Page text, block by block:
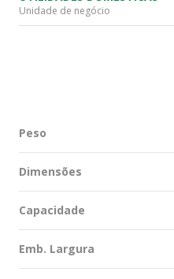
Unidade de negócio
Peso
Dimensões
Capacidade
Emb. Largura